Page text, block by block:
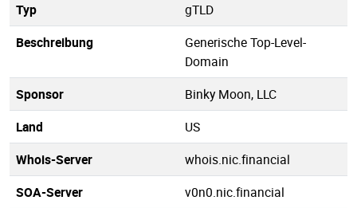
Typ
gTLD
Beschreibung
Generische Top-Level-
Domain
Sponsor
Binky Moon, LLC
Land
US
Whois-Server
whois.nic.financial
SOA-Server
v0n0.nic.financial